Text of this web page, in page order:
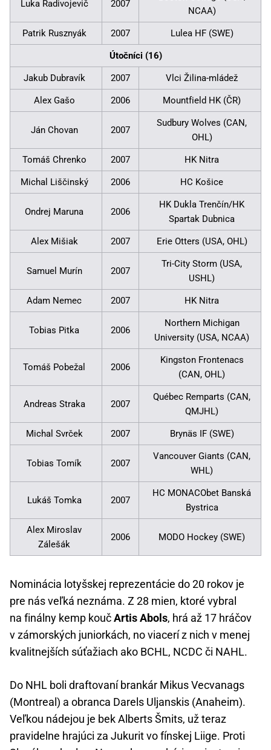
Luka Radivojevič 2007
NCAA)
Patrik Rusznyák 2007 Lulea HF (SWE)
Útočníci (16)
Jakub Dubravík 2007 Vlci Žilina-mládež
Alex Gašo 2006 Mountfield HK (ČR)
Ján Chovan 2007
Sudbury Wolves (CAN,
OHL)
Tomáš Chrenko 2007 HK Nitra
Michal Liščinský 2006 HC Košice
Ondrej Maruna 2006
HK Dukla Trenčín/HK
Spartak Dubnica
Alex Mišiak 2007 Erie Otters (USA, OHL)
Samuel Murín 2007
Tri-City Storm (USA,
USHL)
Adam Nemec 2007 HK Nitra
Tobias Pitka 2006
Northern Michigan
University (USA, NCAA)
Tomáš Pobežal 2006
Kingston Frontenacs
(CAN, OHL)
Andreas Straka 2007
Québec Remparts (CAN,
QMJHL)
Michal Svrček 2007 Brynäs IF (SWE)
Tobias Tomík 2007
Vancouver Giants (CAN,
WHL)
Lukáš Tomka 2007
HC MONACObet Banská
Bystrica
Alex Miroslav
Zálešák
2006 MODO Hockey (SWE)
Nominácia lotyšskej reprezentácie do 20 rokov je
pre nás veľká neznáma. Z 28 mien, ktoré vybral
na finálny kemp koučArtis Abols, hrá až 17 hráčov
v zámorských juniorkách, no viacerí z nich v menej
kvalitnejších súťažiach ako BCHL, NCDC či NAHL.
Do NHL boli draftovaní brankár Mikus Vecvanags
(Montreal) a obranca Darels Uljanskis (Anaheim).
Veľkou nádejou je bek Alberts Šmits, už teraz
pravidelne hrajúci za Jukurit vo fínskej Liige. Proti